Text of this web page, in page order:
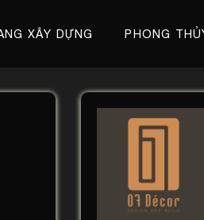
XÂY DỰNG PHONG